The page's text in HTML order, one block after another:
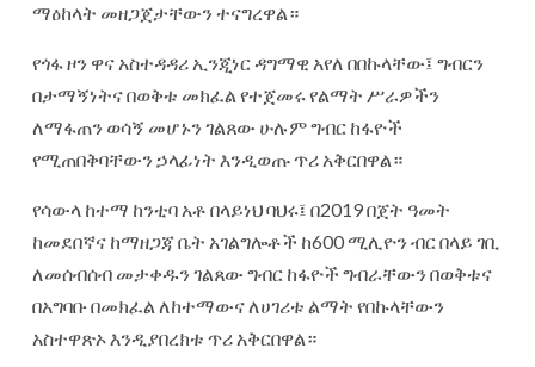
ማዕከላት መዘጋጀታቸውን ተናግረዋል።
የጎፋ ዞን ዋና አስተዳዳሪ ኢንጂነር ዳግማዊ አየለ በበኩላቸው፤ ግብርን
በታማኝነትና በወቅቱ መክፈል የተጀመሩ የልማት ሥራዎችን
ለማፋጠን ወሳኝ መሆኑን ገልጸው ሁሉም ግብር ከፋዮች
የሚጠበቅባቸውን ኃላፊነት እንዲወጡ ጥሪ አቅርበዋል።
የሳውላ ከተማ ከንቲባ አቶ በላይነህ ባህሩ፤ በ2019 በጀት ዓመት
ከመደበኛና ከማዘጋጃ ቤት አገልግሎቶች ከ600 ሚሊዮን ብር በላይ ገቢ
ለመሰብሰብ መታቀዱን ገልጸው ግብር ከፋዮች ግብራቸውን በወቅቱና
በአግባቡ በመክፈል ለከተማውና ለሀገሪቱ ልማት የበኩላቸውን
አስተዋጽኦ እንዲያበረክቱ ጥሪ አቅርበዋል።